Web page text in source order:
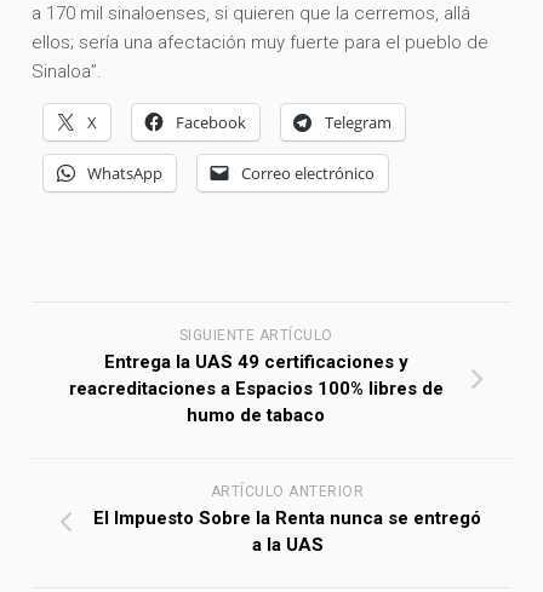
a 170 mil sinaloenses, si quieren que la cerremos, allá
ellos; sería una afectación muy fuerte para el pueblo de
Sinaloa”.
X Facebook Telegram
WhatsApp Correo electrónico
SIGUIENTE ARTÍCULO
Entrega la UAS 49 certificaciones y
reacreditaciones a Espacios 100% libres de
humo de tabaco
ARTÍCULO ANTERIOR
El Impuesto Sobre la Renta nunca se entregó
a la UAS